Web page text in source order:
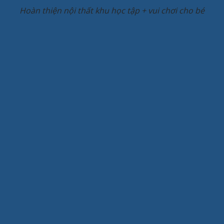
Hoàn thiện nội thất khu học tập + vui chơi cho bé